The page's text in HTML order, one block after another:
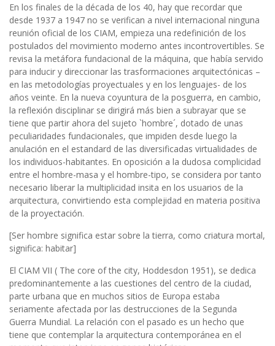
En los finales de la década de los 40, hay que recordar que
desde 1937 a 1947 no se verifican a nivel internacional ninguna
reunión oficial de los CIAM, empieza una redefinición de los
postulados del movimiento moderno antes incontrovertibles. Se
revisa la metáfora fundacional de la máquina, que había servido
para inducir y direccionar las trasformaciones arquitectónicas –
en las metodologías proyectuales y en los lenguajes- de los
años veinte. En la nueva coyuntura de la posguerra, en cambio,
la reflexión disciplinar se dirigirá más bien a subrayar que se
tiene que partir ahora del sujeto `hombre´, dotado de unas
peculiaridades fundacionales, que impiden desde luego la
anulación en el estandard de las diversificadas virtualidades de
los individuos-habitantes. En oposición a la dudosa complicidad
entre el hombre-masa y el hombre-tipo, se considera por tanto
necesario liberar la multiplicidad insita en los usuarios de la
arquitectura, convirtiendo esta complejidad en materia positiva
de la proyectación.
[Ser hombre significa estar sobre la tierra, como criatura mortal,
significa: habitar]
El CIAM VII ( The core of the city, Hoddesdon 1951), se dedica
predominantemente a las cuestiones del centro de la ciudad,
parte urbana que en muchos sitios de Europa estaba
seriamente afectada por las destrucciones de la Segunda
Guerra Mundial. La relación con el pasado es un hecho que
tiene que contemplar la arquitectura contemporánea en el